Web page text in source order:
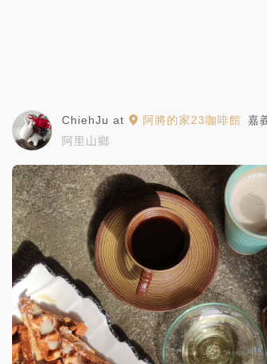
ChiehJu at 阿將的家23咖啡館 嘉
阿里山鄉